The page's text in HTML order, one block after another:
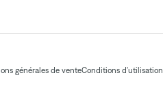
générales de venteConditions d'utilisation